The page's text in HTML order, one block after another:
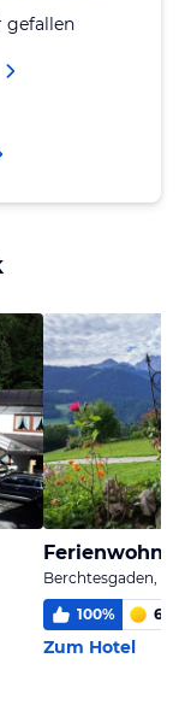
gefallen
Berchtesgaden,
100% 6
Zum Hotel